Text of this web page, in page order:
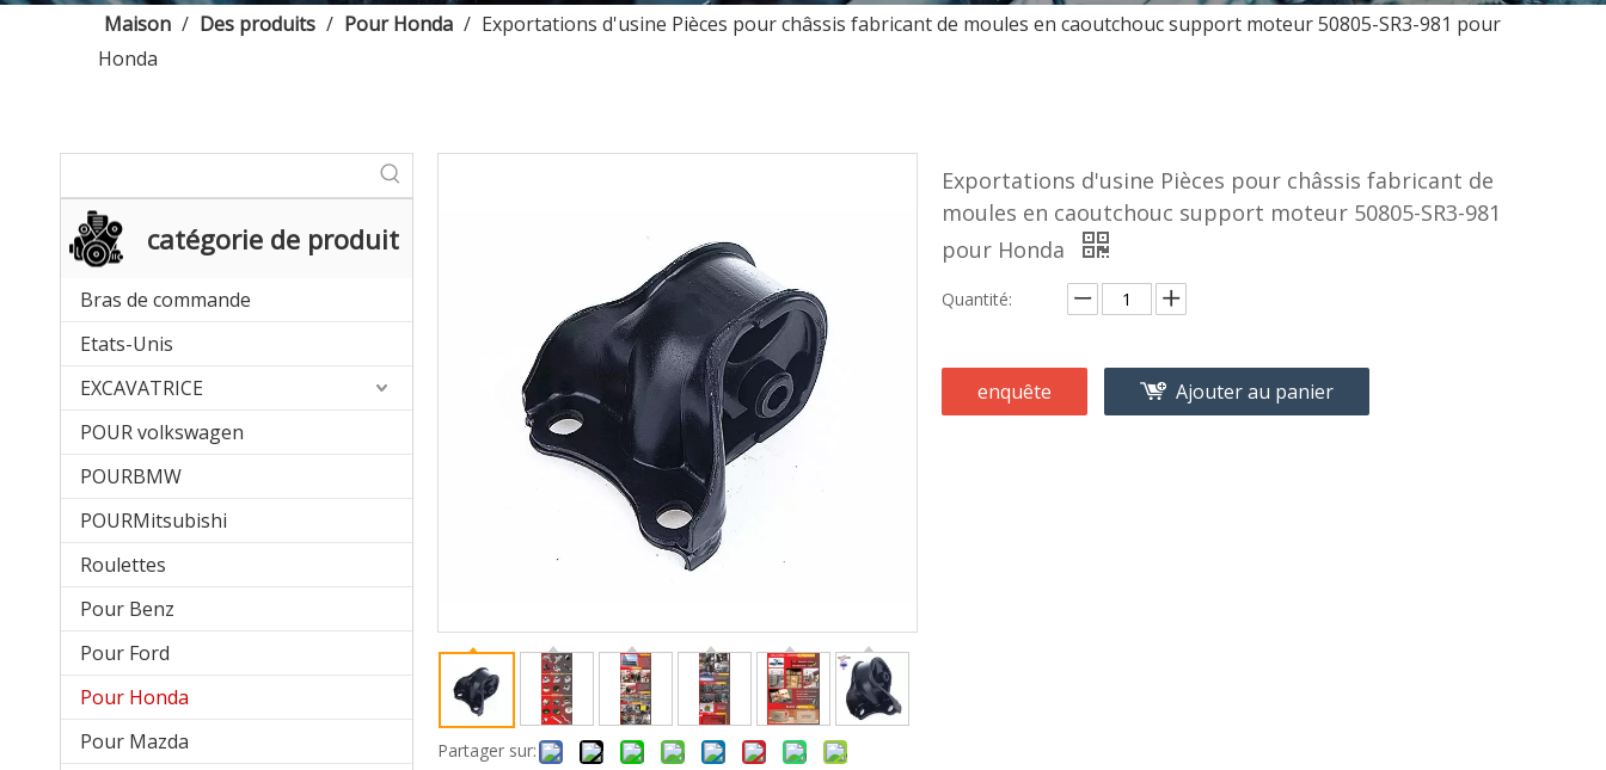
Maison / Des produits / Pour Honda / Exportations d'usine Pièces pour châssis fabricant de moules en caoutchouc support moteur 50805-SR3-981 pour
Honda
catégorie de produit
Bras de commande
Etats-Unis
EXCAVATRICE
POUR volkswagen
POURBMW
POURMitsubishi
Roulettes
Pour Benz
Pour Ford
Pour Honda
Pour Mazda
Partager sur:
Exportations d'usine Pièces pour châssis fabricant de
moules en caoutchouc support moteur 50805-SR3-981
pour Honda
Quantité:
enquête Ajouter au panier